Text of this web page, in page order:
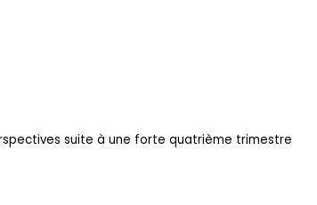
suite à une forte quatrième trimestre